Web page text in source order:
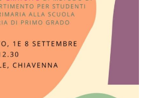
martedì 5 novembre dalle
principale della Casa di Riposo
la vostra copia!
cuntava fin al des: